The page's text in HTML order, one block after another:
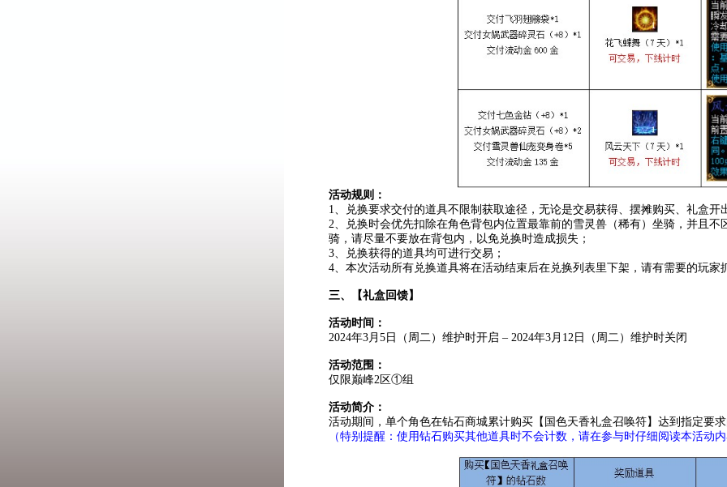
活动规则：
1、兑换要求交付的道具不限制获取途径，无论是交易获得、摆摊购买、礼盒
2、兑换时会优先扣除在角色背包内位置最靠前的雪灵兽（稀有）坐骑，并且
骑，请尽量不要放在背包内，以免兑换时造成损失；
3、兑换获得的道具均可进行交易；
4、本次活动所有兑换道具将在活动结束后在兑换列表里下架，请有需要的玩
三、 【礼盒回馈】
活动时间：
2024年3月5日（周二）维护时开启 – 2024年3月12日（周二）维护时关闭
活动范围：
仅限巅峰2区①组
活动简介：
活动期间，单个角色在钻石商城累计购买【国色天香礼盒召唤符】达到指定要
（特别提醒：使用钻石购买其他道具时不会计数，请在参与时仔细阅读本活动